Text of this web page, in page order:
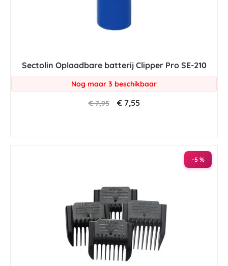
Sectolin Oplaadbare batterij Clipper Pro SE-210
Nog maar 3 beschikbaar
€ 7,95 € 7,55
-5 %